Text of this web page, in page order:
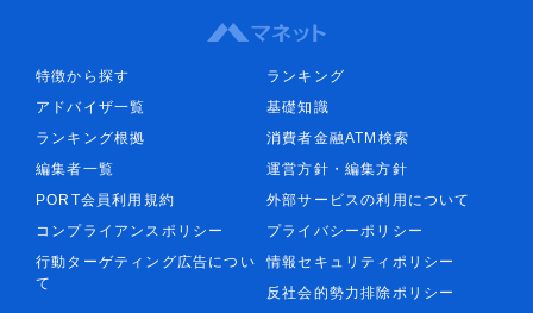
特徴から探す
ランキング
アドバイザ一覧
基礎知識
ランキング根拠
消費者金融ATM検索
編集者一覧
運営方針・編集方針
PORT会員利用規約
外部サービスの利用について
コンプライアンスポリシー
プライバシーポリシー
行動ターゲティング広告につい
て
情報セキュリティポリシー
反社会的勢力排除ポリシー